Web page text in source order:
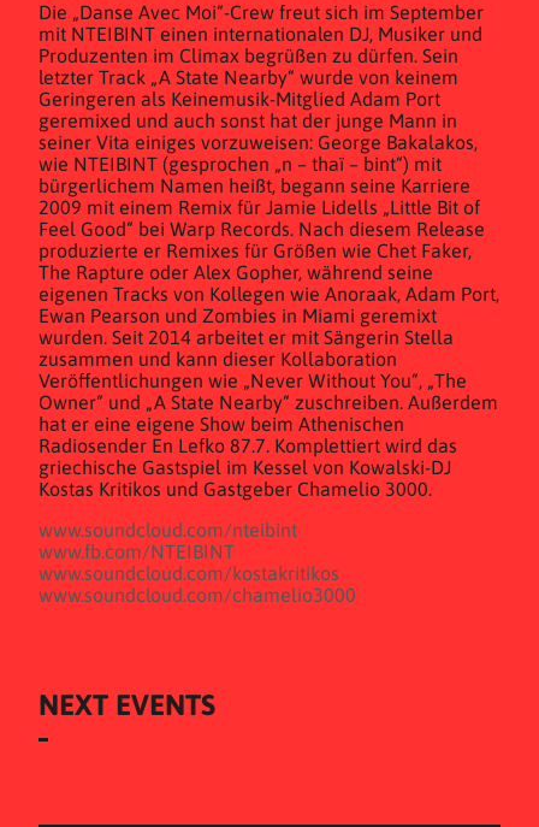
Die „Danse Avec Moi“-Crew freut sich im September
mit NTEIBINT einen internationalen DJ, Musiker und
Produzenten im Climax begrüßen zu dürfen. Sein
letzter Track „A State Nearby“ wurde von keinem
Geringeren als Keinemusik-Mitglied Adam Port
geremixed und auch sonst hat der junge Mann in
seiner Vita einiges vorzuweisen: George Bakalakos,
wie NTEIBINT (gesprochen „n – thaï – bint“) mit
bürgerlichem Namen heißt, begann seine Karriere
2009 mit einem Remix für Jamie Lidells „Little Bit of
Feel Good“ bei Warp Records. Nach diesem Release
produzierte er Remixes für Größen wie Chet Faker,
The Rapture oder Alex Gopher, während seine
eigenen Tracks von Kollegen wie Anoraak, Adam Port,
Ewan Pearson und Zombies in Miami geremixt
wurden. Seit 2014 arbeitet er mit Sängerin Stella
zusammen und kann dieser Kollaboration
Veröffentlichungen wie „Never Without You“, „The
Owner“ und „A State Nearby“ zuschreiben. Außerdem
hat er eine eigene Show beim Athenischen
Radiosender En Lefko 87.7. Komplettiert wird das
griechische Gastspiel im Kessel von Kowalski-DJ
Kostas Kritikos und Gastgeber Chamelio 3000.
www.soundcloud.com/nteibint
www.fb.com/NTEIBINT
www.soundcloud.com/kostakritikos
www.soundcloud.com/chamelio3000
NEXT EVENTS